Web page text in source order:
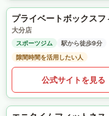
大分店
スポーツジム
駅から徒歩9分
隙間時間を活用したい人
公式サイトを見る